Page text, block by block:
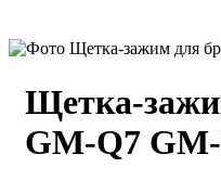
Щетка-
GM-Q7